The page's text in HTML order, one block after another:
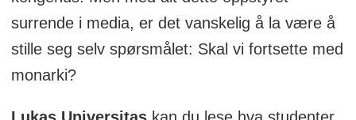
surrende i media, er det vanskelig å la være å
stille seg selv spørsmålet: Skal vi fortsette med
monarki?
I ukas Universitaskan du lese hva studenter